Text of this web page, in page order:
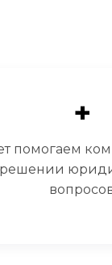
+
помогаем
решении